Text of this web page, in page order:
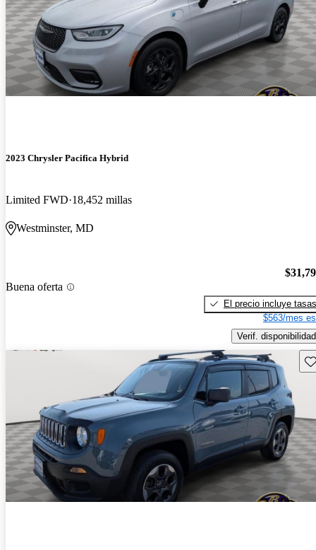
2023 Chrysler Pacifica Hybrid
Limited FWD 18,452 millas
Westminster, MD
Buena oferta
El precio incluye tasas
$563/mes
Verif. disponibilidad